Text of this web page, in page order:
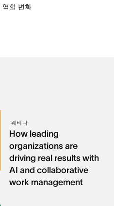
역할 변화
웨비나
How leading
organizations are
driving real results with
AI and collaborative
work management